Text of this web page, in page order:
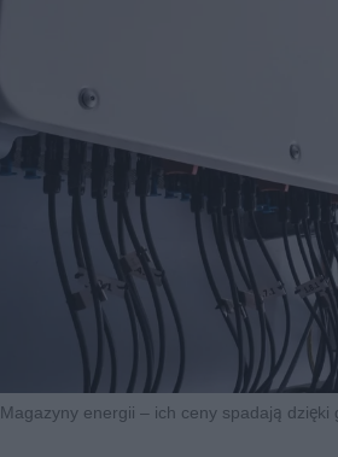
Magazyny energii – ich ceny spadają